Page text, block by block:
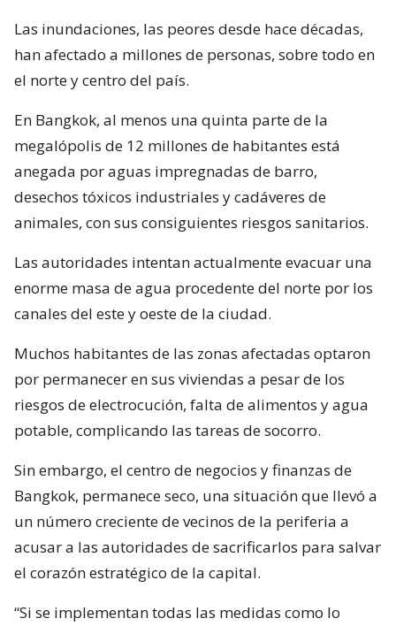
Las inundaciones, las peores desde hace décadas,
han afectado a millones de personas, sobre todo en
el norte y centro del país.
En Bangkok, al menos una quinta parte de la
megalópolis de 12 millones de habitantes está
anegada por aguas impregnadas de barro,
desechos tóxicos industriales y cadáveres de
animales, con sus consiguientes riesgos sanitarios.
Las autoridades intentan actualmente evacuar una
enorme masa de agua procedente del norte por los
canales del este y oeste de la ciudad.
Muchos habitantes de las zonas afectadas optaron
por permanecer en sus viviendas a pesar de los
riesgos de electrocución, falta de alimentos y agua
potable, complicando las tareas de socorro.
Sin embargo, el centro de negocios y finanzas de
Bangkok, permanece seco, una situación que llevó a
un número creciente de vecinos de la periferia a
acusar a las autoridades de sacrificarlos para salvar
el corazón estratégico de la capital.
“Si se implementan todas las medidas como lo